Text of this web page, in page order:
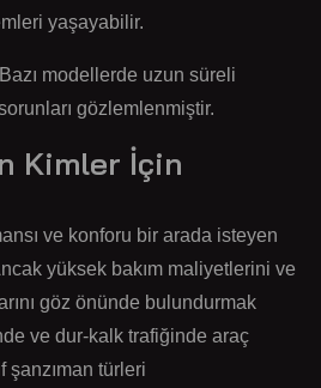
yaşayabilir.
Bazı modellerde uzun süreli
gözlemlenmiştir.
Kimler İçin
ve konforu bir arada isteyen
yüksek bakım maliyetlerini ve
göz önünde bulundurmak
ve dur-kalk trafiğinde araç
şanzıman türleri